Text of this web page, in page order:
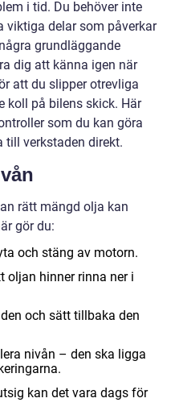
i tid. Du behöver inte
viktiga delar som påverkar
grundläggande
dig att känna igen när
att du slipper otrevliga
koll på bilens skick. Här
som du kan göra
till verkstaden direkt.
rätt mängd olja kan
gör du:
och stäng av motorn.
oljan hinner rinna ner i
och sätt tillbaka den
nivån – den ska ligga
kan det vara dags för